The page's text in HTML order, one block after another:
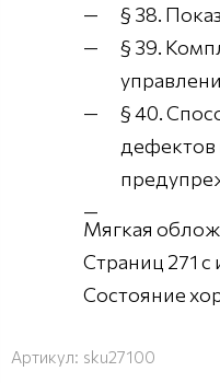
§ 38.
§ 39.
§ 40.
Мягкая
Страниц 271
Состояние
Артикул: sku27100